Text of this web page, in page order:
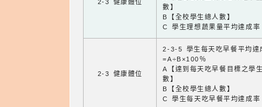
2-3 健康體位
數】
B【全校學生總人數】
C 學生理想蔬果量平均達成率
2-3 健康體位
2-3-5 學生每天吃早餐平均達
=A÷B×100％
A【達到每天吃早餐目標之學
數】
B【全校學生總人數】
C 學生每天吃早餐平均達成率